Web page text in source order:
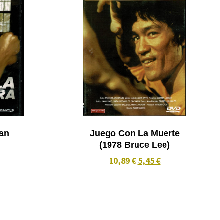
Juego Con La Muerte
(1978 Bruce Lee)
10,89 € 5,45 €